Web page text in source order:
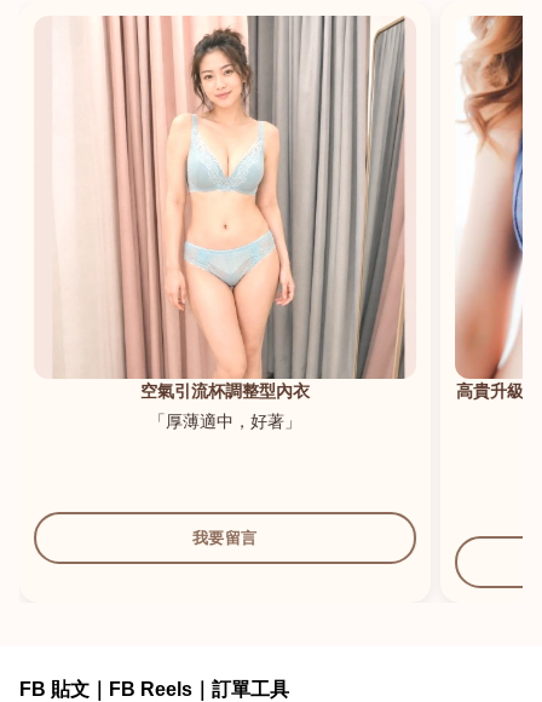
空氣引流杯調整型內衣
「厚薄適中，好著」
我要留言
高貴升級
FB 貼文｜FB Reels｜訂單工具
港澳中文
English